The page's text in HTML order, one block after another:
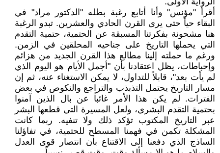
أقرأ "مؤنس" وأنا أتابع رغبة بطله "الدكتور مراد" في
البقاء حياً حتى يرى القرن الحادي والعشرين. تبدو الرغبة
هنا مشحونة بفكرتنا المسبقة عن الحتمية، حتمية التقدم
التي يحملها التاريخ على جناحيه المحلقين في الزمن.
ورغم ما حملته إلينا مطالع هذا القرن الجديد من هزائم
وإحباطات، يظل اعتقادنا بأن "أجمل الأيام هو اليوم الذي
لم يأت بعد"، قابلاً للتداول، لا يمكن الاستغناء عنه، ثم إن
مسار التاريخ يحتمل التذبذب والتراجع والنكوص في بعض
الفترات. لم يكن هذا الأمر غائباً عن بال الذين آمنوا
بحتمية التقدم البشري، ولعل المسيرة التي قطعها البشر
عبر التاريخ المكتوب تؤكد ذلك ولا تنفيه. ربما كانت
المشكلة تكمن في فهمنا المسطح للحتمية، في تفاؤلنا
الساذج الذي دفعنا إلى الاقتناع بأن انتصار قوى العدل